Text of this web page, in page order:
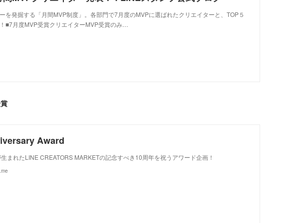
を発掘する「月間MVP制度」。各部門で7月度のMVPに選ばれたクリエイターと、TOP５
■7月度MVP受賞クリエイターMVP受賞のみ…
Award
まれたLINE CREATORS MARKETの記念すべき10周年を祝うアワード企画！